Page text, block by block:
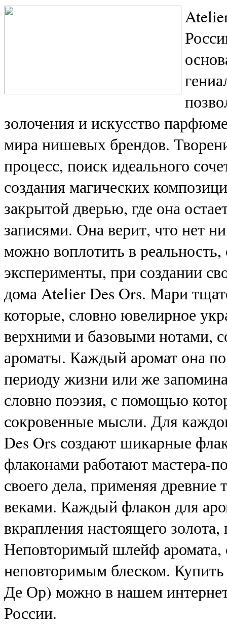
золочения и искусство
мира нишевых брендов.
процесс, поиск идеального
создания магических
закрытой дверью, где она
записями. Она верит, что нет
можно воплотить в
эксперименты, при создании
дома Atelier Des Ors. Мари
которые, словно ювелирное
верхними и базовыми нотами,
ароматы. Каждый аромат она
периоду жизни или же
словно поэзия, с помощью
сокровенные мысли. Для
Des Ors создают шикарные
флаконами работают мастера-
своего дела, применяя
веками. Каждый флакон для
вкрапления настоящего
Неповторимый шлейф аромата,
неповторимым блеском.
Де Ор) можно в нашем
России.